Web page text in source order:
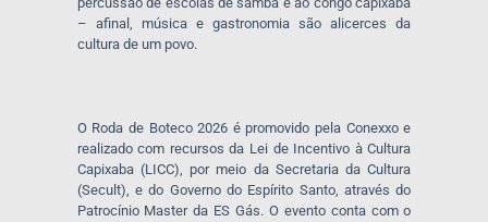
– afinal, música e gastronomia são alicerces da
cultura de um povo.
O Roda de Boteco 2026 é promovido pela Conexxo e
realizado com recursos da Lei de Incentivo à Cultura
Capixaba (LICC), por meio da Secretaria da Cultura
(Secult), e do Governo do Espírito Santo, através do
Patrocínio Master da ES Gás. O evento conta com o